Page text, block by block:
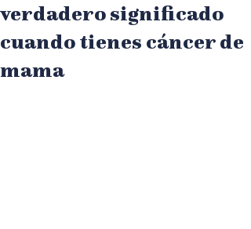
verdadero significado
cuando tienes cáncer de
mama